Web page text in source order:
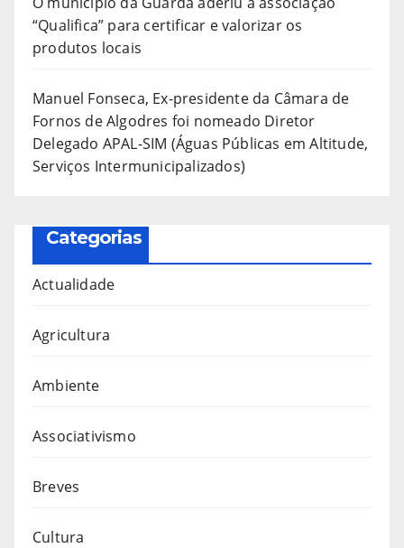
“Qualifica” para certificar e valorizar os
produtos locais
Manuel Fonseca, Ex-presidente da Câmara de
Fornos de Algodres foi nomeado Diretor
Delegado APAL-SIM (Águas Públicas em Altitude,
Serviços Intermunicipalizados)
Categorias
Actualidade
Agricultura
Ambiente
Associativismo
Breves
Cultura